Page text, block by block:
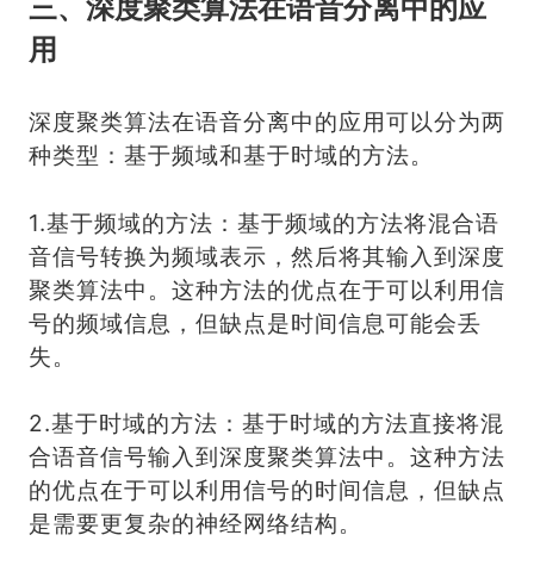
三、深度聚类算法在语音分离中的应
用
深度聚类算法在语音分离中的应用可以分为两
种类型：基于频域和基于时域的方法。
1.基于频域的方法：基于频域的方法将混合语
音信号转换为频域表示，然后将其输入到深度
聚类算法中。这种方法的优点在于可以利用信
号的频域信息，但缺点是时间信息可能会丢
失。
2.基于时域的方法：基于时域的方法直接将混
合语音信号输入到深度聚类算法中。这种方法
的优点在于可以利用信号的时间信息，但缺点
是需要更复杂的神经网络结构。